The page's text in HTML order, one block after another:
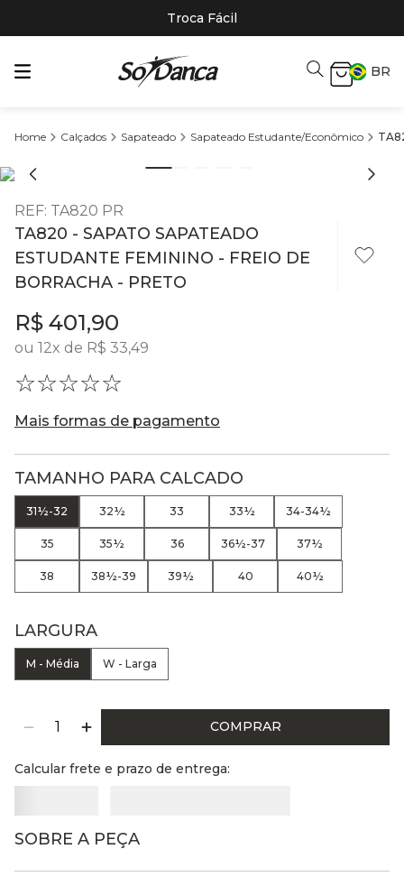
Troca Fácil
BR
Calçados Sapateado Sapateado Estudante/Econômico
REF: TA820 PR
TA820 - SAPATO SAPATEADO
ESTUDANTE FEMININO - FREIO DE
BORRACHA - PRETO
R$ 401,90
ou 12x de R$ 33,49
☆☆☆☆☆
Mais formas de pagamento
TAMANHO PARA CALCADO
31½-32 32½ 33 33½ 34-34½
35 35½ 36 36½-37 37½
38 38½-39 39½ 40 40½
LARGURA
M - Média W - Larga
COMPRAR
Calcular frete e prazo de entrega:
SOBRE A PEÇA